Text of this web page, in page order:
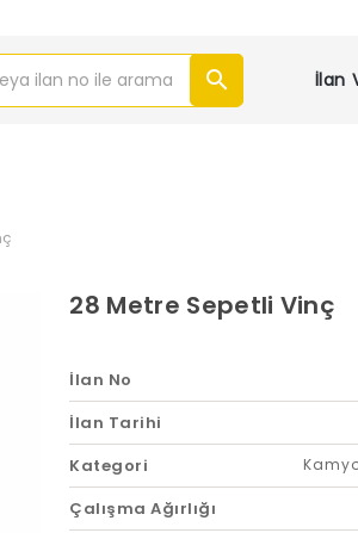
İlan
28 Metre Sepetli Vinç
İlan No
İlan Tarihi
Kategori
Çalışma Ağırlığı